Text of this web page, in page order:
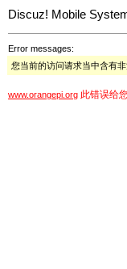
Discuz! Mobile
Error messages:
您当前的访问请求当中含有
www.orangepi.org 此错误给